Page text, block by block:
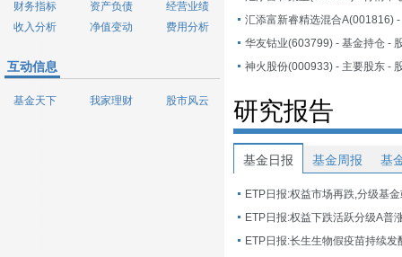
财务指标 资产负债
经营业绩
收入分析
净值变动 费用分析
互动信息
基金天下 我家理财 股市风云 研究报告
基金日报 基金周报 基
ETP日报:权益市场再跌,分级基
ETP日报:长生生物假疫苗持续发